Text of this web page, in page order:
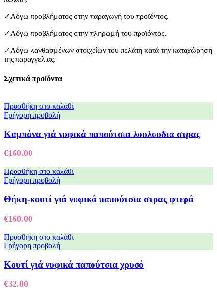
✓Λόγω προβλήματος στην παραγωγή του προϊόντος.
✓Λόγω προβλήματος στην πληρωμή του προϊόντος.
✓Λόγω λανθασμένων στοιχείων του πελάτη κατά την καταχώρηση
της παραγγελίας.
Σχετικά προϊόντα
Προσθήκη στο καλάθι
Γρήγορη προβολή
Καμπάνα γιά νυφικά παπούτσια λουλουδια στρας
€160.00
Προσθήκη στο καλάθι
Γρήγορη προβολή
Θήκη-κουτί γιά νυφικά παπούτσια στρας φτερά
€160.00
Προσθήκη στο καλάθι
Γρήγορη προβολή
Κουτί γιά νυφικά παπούτσια χρυσό
€32.00